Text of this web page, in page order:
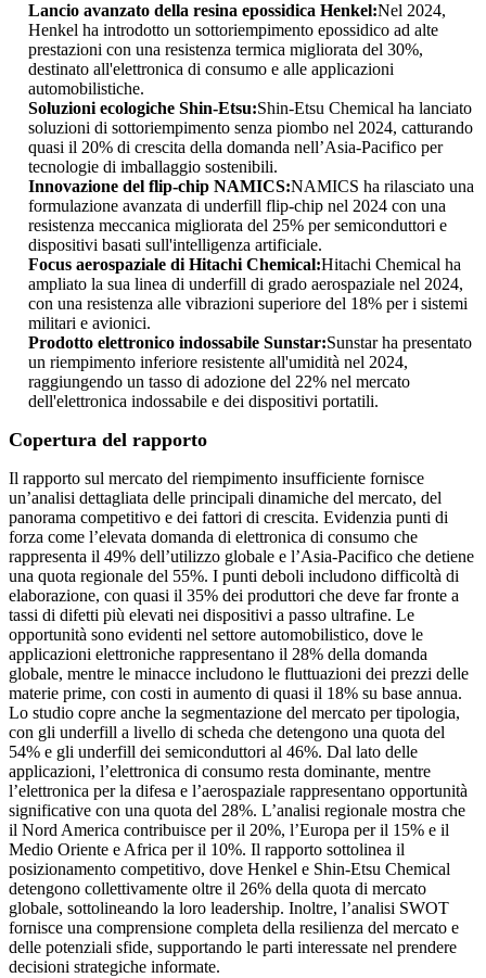
Lancio avanzato della resina epossidica Henkel:Nel 2024,
Henkel ha introdotto un sottoriempimento epossidico ad alte
prestazioni con una resistenza termica migliorata del 30%,
destinato all'elettronica di consumo e alle applicazioni
automobilistiche.
Soluzioni ecologiche Shin-Etsu:Shin-Etsu Chemical ha lanciato
soluzioni di sottoriempimento senza piombo nel 2024, catturando
quasi il 20% di crescita della domanda nell’Asia-Pacifico per
tecnologie di imballaggio sostenibili.
Innovazione del flip-chip NAMICS:NAMICS ha rilasciato una
formulazione avanzata di underfill flip-chip nel 2024 con una
resistenza meccanica migliorata del 25% per semiconduttori e
dispositivi basati sull'intelligenza artificiale.
Focus aerospaziale di Hitachi Chemical:Hitachi Chemical ha
ampliato la sua linea di underfill di grado aerospaziale nel 2024,
con una resistenza alle vibrazioni superiore del 18% per i sistemi
militari e avionici.
Prodotto elettronico indossabile Sunstar:Sunstar ha presentato
un riempimento inferiore resistente all'umidità nel 2024,
raggiungendo un tasso di adozione del 22% nel mercato
dell'elettronica indossabile e dei dispositivi portatili.
Copertura del rapporto
Il rapporto sul mercato del riempimento insufficiente fornisce
un’analisi dettagliata delle principali dinamiche del mercato, del
panorama competitivo e dei fattori di crescita. Evidenzia punti di
forza come l’elevata domanda di elettronica di consumo che
rappresenta il 49% dell’utilizzo globale e l’Asia-Pacifico che detiene
una quota regionale del 55%. I punti deboli includono difficoltà di
elaborazione, con quasi il 35% dei produttori che deve far fronte a
tassi di difetti più elevati nei dispositivi a passo ultrafine. Le
opportunità sono evidenti nel settore automobilistico, dove le
applicazioni elettroniche rappresentano il 28% della domanda
globale, mentre le minacce includono le fluttuazioni dei prezzi delle
materie prime, con costi in aumento di quasi il 18% su base annua.
Lo studio copre anche la segmentazione del mercato per tipologia,
con gli underfill a livello di scheda che detengono una quota del
54% e gli underfill dei semiconduttori al 46%. Dal lato delle
applicazioni, l’elettronica di consumo resta dominante, mentre
l’elettronica per la difesa e l’aerospaziale rappresentano opportunità
significative con una quota del 28%. L’analisi regionale mostra che
il Nord America contribuisce per il 20%, l’Europa per il 15% e il
Medio Oriente e Africa per il 10%. Il rapporto sottolinea il
posizionamento competitivo, dove Henkel e Shin-Etsu Chemical
detengono collettivamente oltre il 26% della quota di mercato
globale, sottolineando la loro leadership. Inoltre, l’analisi SWOT
fornisce una comprensione completa della resilienza del mercato e
delle potenziali sfide, supportando le parti interessate nel prendere
decisioni strategiche informate.